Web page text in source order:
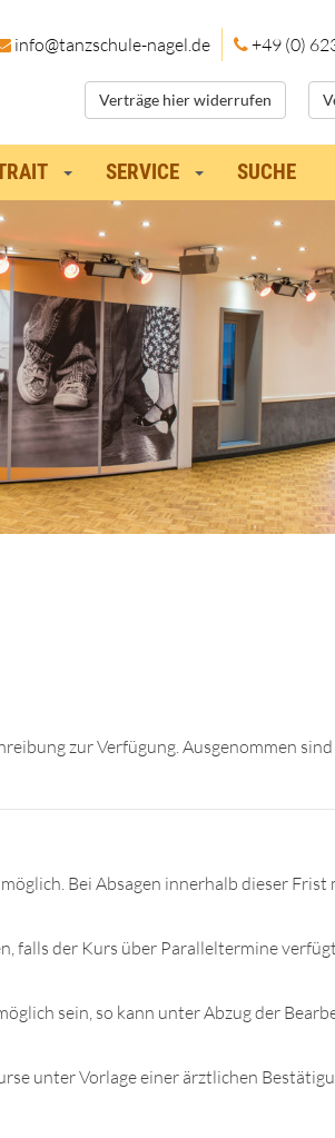
info@tanzschule-nagel.de +49 (0)
Verträge hier widerrufen
SERVICE SUCHE
zur Verfügung. Ausgenommen
Bei Absagen innerhalb dieser Frist
falls der Kurs über Paralleltermine
sein, so kann unter Abzug der
unter Vorlage einer ärztlichen